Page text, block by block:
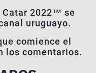
Catar 2022™ se
uruguayo.
comience el
los comentarios.